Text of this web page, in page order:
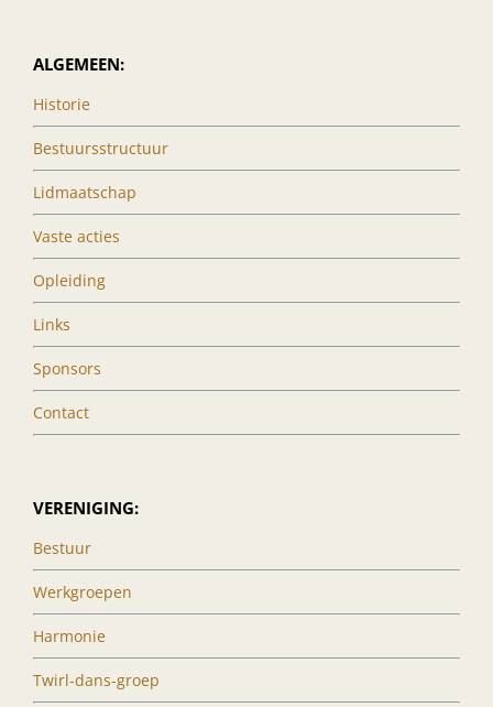
ALGEMEEN:
Historie
Bestuursstructuur
Lidmaatschap
Vaste acties
Opleiding
Links
Sponsors
Contact
VERENIGING:
Bestuur
Werkgroepen
Harmonie
Twirl-dans-groep